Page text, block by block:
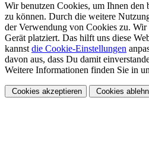
Wir benutzen Cookies, um Ihnen den
zu können. Durch die weitere
der Verwendung von Cookies zu. Wir
Gerät platziert. Das hilft uns diese
kannst die Cookie-Einstellungen
davon aus, dass Du damit
Weitere Informationen finden Sie in
Cookies akzeptieren Cookies